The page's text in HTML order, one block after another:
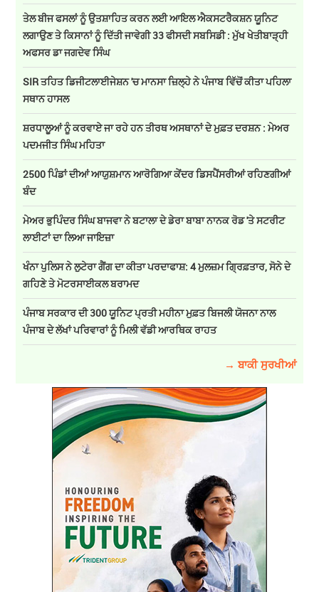
ਤੇਲ ਬੀਜ ਫਸਲਾਂ ਨੂੰ ਉਤਸ਼ਾਹਿਤ ਕਰਨ ਲਈ ਆਇਲ ਐਕਸਟਰੈਕਸ਼ਨ ਯੂਨਿਟ
ਲਗਾਉਣ ਤੇ ਕਿਸਾਨਾਂ ਨੂੰ ਦਿੱਤੀ ਜਾਵੇਗੀ 33 ਫੀਸਦੀ ਸਬਸਿਡੀ : ਮੁੱਖ ਖੇਤੀਬਾੜ੍ਹੀ
ਅਫਸਰ ਡਾ ਜਗਦੇਵ ਸਿੰਘ
SIR ਤਹਿਤ ਡਿਜੀਟਲਾਈਜੇਸ਼ਨ 'ਚ ਮਾਨਸਾ ਜ਼ਿਲ੍ਹੇ ਨੇ ਪੰਜਾਬ ਵਿੱਚੋਂ ਕੀਤਾ ਪਹਿਲਾ
ਸਥਾਨ ਹਾਸਲ
ਸ਼ਰਧਾਲੂਆਂ ਨੂੰ ਕਰਵਾਏ ਜਾ ਰਹੇ ਹਨ ਤੀਰਥ ਅਸਥਾਨਾਂ ਦੇ ਮੁਫ਼ਤ ਦਰਸ਼ਨ : ਮੇਅਰ
ਪਦਮਜੀਤ ਸਿੰਘ ਮਹਿਤਾ
2500 ਪਿੰਡਾਂ ਦੀਆਂ ਆਯੁਸ਼ਮਾਨ ਆਰੋਗਿਆ ਕੇਂਦਰ ਡਿਸਪੈਂਸਰੀਆਂ ਰਹਿਣਗੀਆਂ
ਬੰਦ
ਮੇਅਰ ਭੁਪਿੰਦਰ ਸਿੰਘ ਬਾਜਵਾ ਨੇ ਬਟਾਲਾ ਦੇ ਡੇਰਾ ਬਾਬਾ ਨਾਨਕ ਰੋਡ 'ਤੇ ਸਟਰੀਟ
ਲਾਈਟਾਂ ਦਾ ਲਿਆ ਜਾਇਜ਼ਾ
ਖੰਨਾ ਪੁਲਿਸ ਨੇ ਲੁਟੇਰਾ ਗੈਂਗ ਦਾ ਕੀਤਾ ਪਰਦਾਫਾਸ਼: 4 ਮੁਲਜ਼ਮ ਗ੍ਰਿਫ਼ਤਾਰ, ਸੋਨੇ ਦੇ
ਗਹਿਣੇ ਤੇ ਮੋਟਰਸਾਈਕਲ ਬਰਾਮਦ
ਪੰਜਾਬ ਸਰਕਾਰ ਦੀ 300 ਯੂਨਿਟ ਪ੍ਰਤੀ ਮਹੀਨਾ ਮੁਫ਼ਤ ਬਿਜਲੀ ਯੋਜਨਾ ਨਾਲ
ਪੰਜਾਬ ਦੇ ਲੱਖਾਂ ਪਰਿਵਾਰਾਂ ਨੂੰ ਮਿਲੀ ਵੱਡੀ ਆਰਥਿਕ ਰਾਹਤ
→ ਬਾਕੀ ਸੁਰਖੀਆਂ